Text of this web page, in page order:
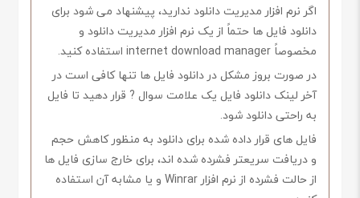
اگر نرم افزار مدیریت دانلود ندارید، پیشنهاد می شود برای
دانلود فایل ها حتماً از یک نرم افزار مدیریت دانلود و
مخصوصاً internet download manager استفاده کنید.
در صورت بروز مشکل در دانلود فایل ها تنها کافی است در
آخر لینک دانلود فایل یک علامت سوال ? قرار دهید تا فایل
به راحتی دانلود شود.
فایل های قرار داده شده برای دانلود به منظور کاهش حجم
و دریافت سریعتر فشرده شده اند، برای خارج سازی فایل ها
از حالت فشرده از نرم افزار Winrar و یا مشابه آن استفاده